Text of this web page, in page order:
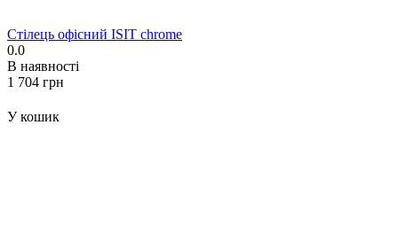
Стілець офісний ISIT chrome
0.0
В наявності
‍1 704‍ грн
У кошик